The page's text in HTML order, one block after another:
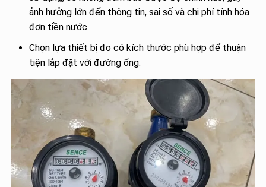
ảnh hưởng lớn đến thông tin, sai số và chi phí tính hóa
đơn tiền nước.
Chọn lựa thiết bị đo có kích thước phù hợp để thuận
tiện lắp đặt với đường ống.